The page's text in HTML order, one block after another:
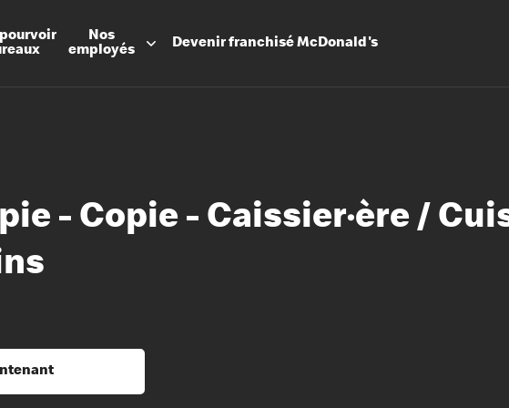
pourvoir
Nos
employés
DevenirfranchiséMcDonald's
- Copie - Caissier·ère /